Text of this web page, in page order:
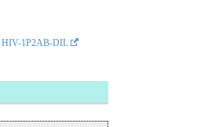
HIV-1P2AB-DIL